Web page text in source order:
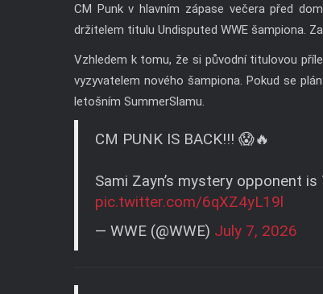
CM Punk v hlavním zápase večera před
držitelem titulu Undisputed WWE šampiona.
Vzhledem k tomu, že si původní titulovou
vyzyvatelem nového šampiona. Pokud se
letošním SummerSlamu.
CM PUNK IS BACK!!! 😱🔥
Sami Zayn’s mystery opponent
pic.twitter.com/6qXZ4yL19l
— WWE (@WWE) July 7, 2026